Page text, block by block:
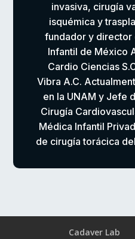
invasiva, cirugía
isquémica y
fundador y director
Infantil de México
Cardio Ciencias
Vibra A.C.
en la UNAM y Jefe
Cirugía
Médica Infantil
de cirugía torácica
Cadaver Lab